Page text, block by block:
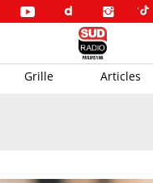
Grille Articles